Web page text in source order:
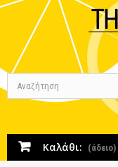
Καλάθι: (άδειο)